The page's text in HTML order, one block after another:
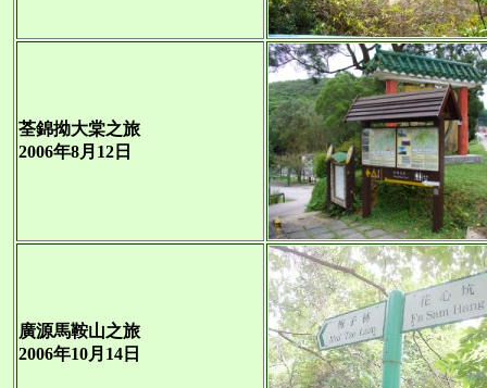
荃錦拗大棠之旅
2006年8月12日
廣源馬鞍山之旅
2006年10月14日